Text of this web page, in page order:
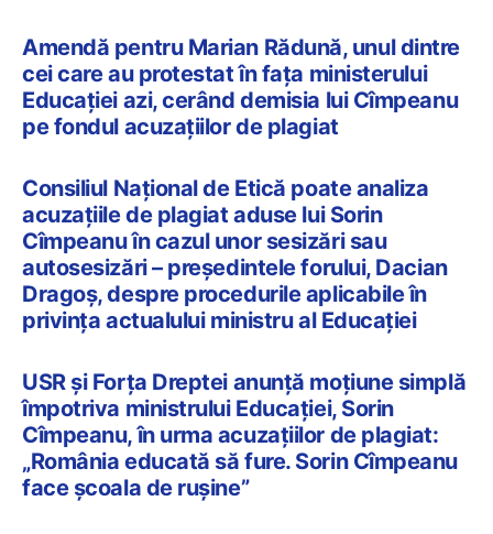
Amendă pentru Marian Rădună, unul dintre
cei care au protestat în fața ministerului
Educației azi, cerând demisia lui Cîmpeanu
pe fondul acuzațiilor de plagiat
Consiliul Național de Etică poate analiza
acuzațiile de plagiat aduse lui Sorin
Cîmpeanu în cazul unor sesizări sau
autosesizări – președintele forului, Dacian
Dragoș, despre procedurile aplicabile în
privința actualului ministru al Educației
USR şi Forţa Dreptei anunţă moţiune simplă
împotriva ministrului Educaţiei, Sorin
Cîmpeanu, în urma acuzaţiilor de plagiat:
„România educată să fure. Sorin Cîmpeanu
face şcoala de ruşine”